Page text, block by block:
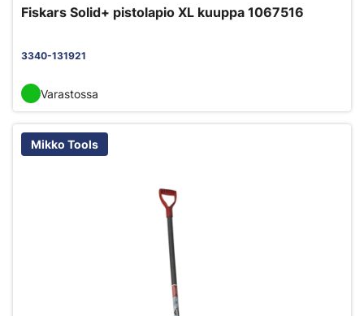
Fiskars Solid+ pistolapio XL kuuppa 1067516
3340-131921
Varastossa
Mikko Tools